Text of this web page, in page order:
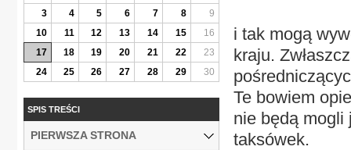
i tak mogą
kraju.
Te bowiem
nie będą mogli
taksówek.
3
4 5 6 7 8
9
10
11 12 13 14 15
16
17
18 19 20 21 22
23
24
25 26 27 28 29 30
SPIS TREŚCI
PIERWSZA STRONA